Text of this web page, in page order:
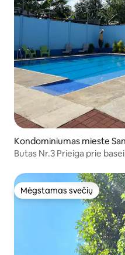
Kondominiumas mieste
al
Butas Nr.3 Prieiga prie
Mėgstamas svečių
Mėgstamas svečių